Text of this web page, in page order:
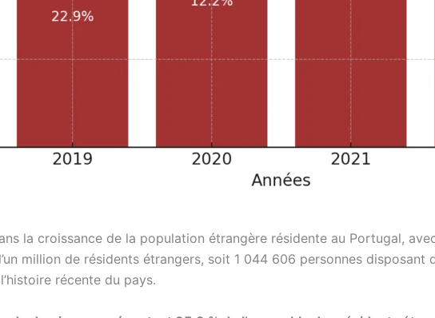
la croissance de la population étrangère résidente au Portugal,
million de résidents étrangers, soit 1 044 606 personnes disposant
récente du pays.